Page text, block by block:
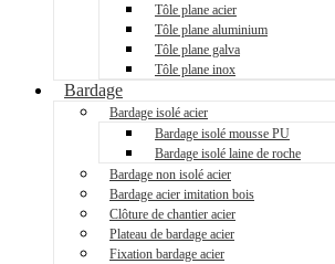
Tôle plane acier
Tôle plane aluminium
Tôle plane galva
Tôle plane inox
Bardage
Bardage isolé acier
Bardage isolé mousse PU
Bardage isolé laine de roche
Bardage non isolé acier
Bardage acier imitation bois
Clôture de chantier acier
Plateau de bardage acier
Fixation bardage acier